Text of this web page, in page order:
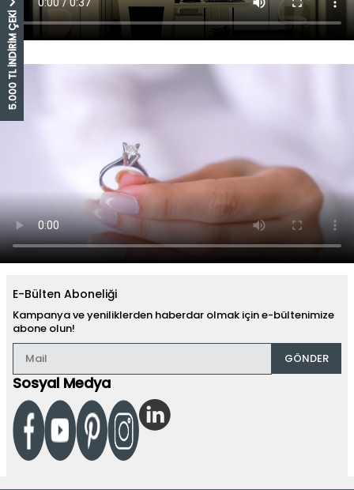
5.000 TL İNDİRİM ÇEKİ
E-Bülten Aboneliği
Kampanya ve yeniliklerden haberdar olmak için e-bültenimize
abone olun!
GÖNDER
Sosyal Medya